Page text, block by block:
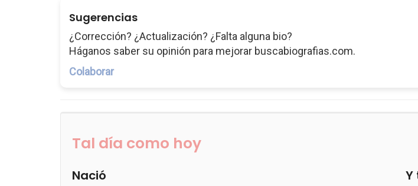
Sugerencias
¿Corrección? ¿Actualización? ¿Falta alguna bio?
Háganos saber su opinión para mejorar buscabiografias.com.
Colaborar
Tal día como hoy
Nació Y